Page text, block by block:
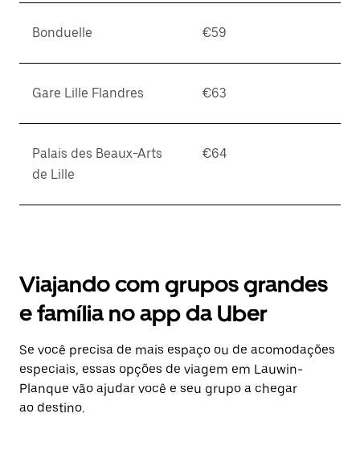
Bonduelle €59
Gare Lille Flandres €63
Palais des Beaux-Arts
de Lille
€64
Viajando com grupos grandes
e família no app da Uber
Se você precisa de mais espaço ou de acomodações
especiais, essas opções de viagem em Lauwin-
Planque vão ajudar você e seu grupo a chegar
ao destino.